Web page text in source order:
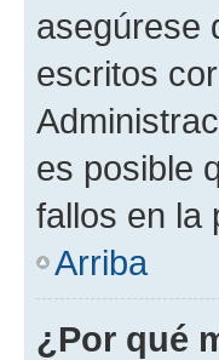
asegúrese
escritos
es posible
fallos en la
Arriba
¿Por qué